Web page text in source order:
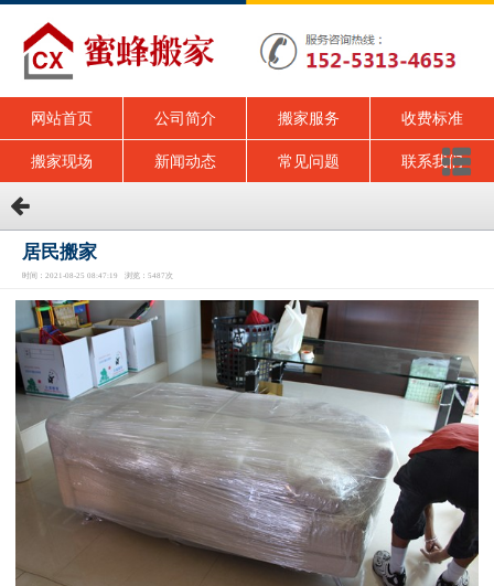
网站首页 公司简介 搬家服务 收费标准
搬家现场 新闻动态 常见问题 联系我们
居民搬家
时间：2021-08-25 08:47:19 浏览：5487次